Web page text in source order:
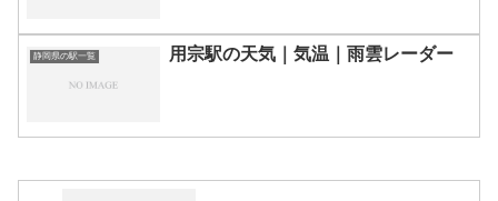
静岡県の駅一覧 用宗駅の天気｜気温｜雨雲レーダー